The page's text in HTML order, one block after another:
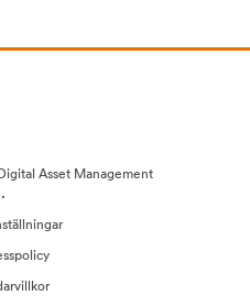
Asset Management
·